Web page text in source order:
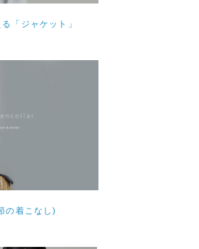
「ジャケット」
の着こなし)